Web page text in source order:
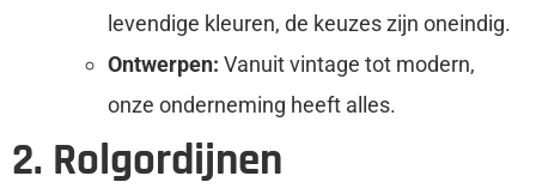
levendige kleuren, de keuzes zijn oneindig.
Ontwerpen: Vanuit vintage tot modern,
onze onderneming heeft alles.
2. Rolgordijnen